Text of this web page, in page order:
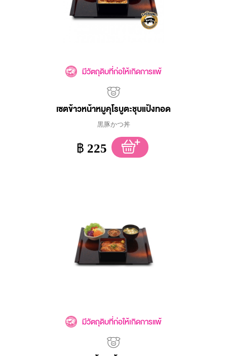
มีวัตถุดิบที่ก่อให้เกิดการแพ้
เซตข้าวหน้าหมูคุโรบูตะชุบแป้งทอด
黒豚かつ丼
฿ 225
มีวัตถุดิบที่ก่อให้เกิดการแพ้